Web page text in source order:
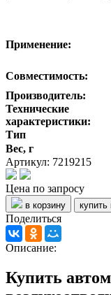
Применение:
Совместимость:
Производитель:
Технические
характеристики:
Тип
Вес, г
Артикул: 7219215
Цена по запросу
в корзину купить
Поделиться
Описание:
Купить